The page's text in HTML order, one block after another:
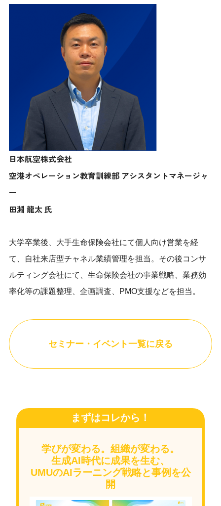
日本航空株式会社
空港オペレーション教育訓練部 アシスタントマネージャ
ー
田淵 龍太 氏
大学卒業後、大手生命保険会社にて個人向け営業を経
て、自社来店型チャネル業績管理を担当。その後コンサ
ルティング会社にて、生命保険会社の事業戦略、業務効
率化等の課題整理、企画調査、PMO支援などを担当。
セミナー・イベント一覧に戻る
まずはコレから！
学びが変わる。組織が変わる。
生成AI時代に成果を生む、
UMUのAIラーニング戦略と事例を公
開